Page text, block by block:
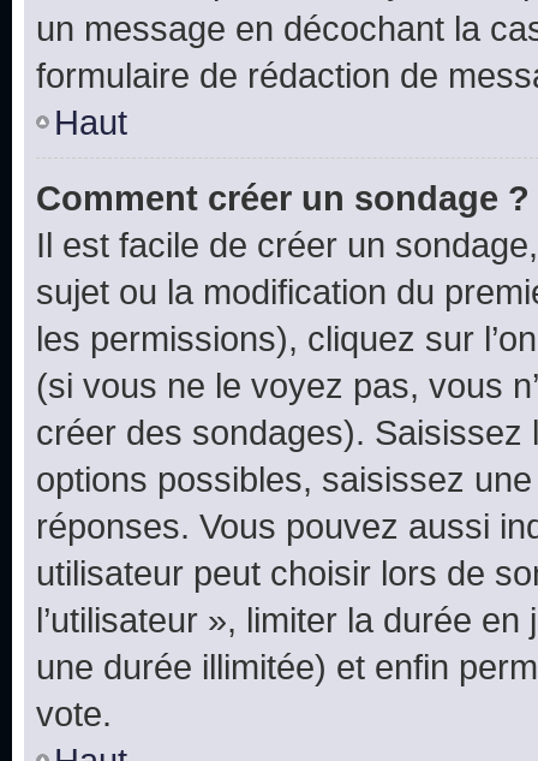
un message en décochant la
formulaire de rédaction de
Haut
Comment créer un sondage ?
Il est facile de créer un
sujet ou la modification du
les permissions), cliquez sur
(si vous ne le voyez pas, vous
créer des sondages).
options possibles, saisissez
réponses. Vous pouvez aussi
utilisateur peut choisir lors de
l’utilisateur », limiter la durée
une durée illimitée) et enfin
vote.